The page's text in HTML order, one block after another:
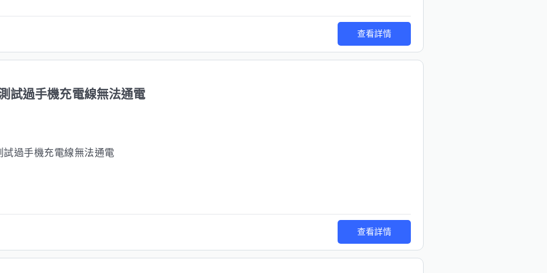
查看詳情
試過手機充電線無法通電
過手機充電線無法通電
查看詳情